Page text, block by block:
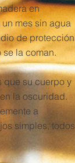
en
mes sin agua
de protección
la coman.
que su cuerpo y
la oscuridad.
a
simples, todos